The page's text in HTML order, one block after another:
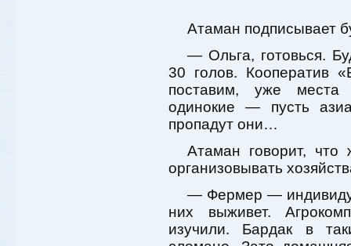
Атаман подписывает
— Ольга, готовься.
30 голов. Кооператив
поставим, уже места
одинокие — пусть
пропадут они…
Атаман говорит, что
организовывать
— Фермер —
них выживет.
изучили. Бардак в